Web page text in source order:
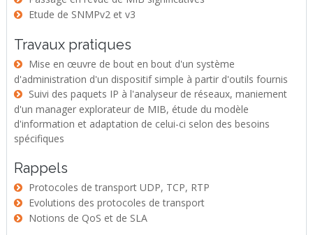
Etude de SNMPv2 et v3
Travaux pratiques
d'administration d'un dispositif simple à partir d'outils fournis
d'un manager explorateur de MIB, étude du modèle
d'information et adaptation de celui-ci selon des besoins
spécifiques
Rappels
Protocoles de transport UDP, TCP, RTP
Evolutions des protocoles de transport
Notions de QoS et de SLA